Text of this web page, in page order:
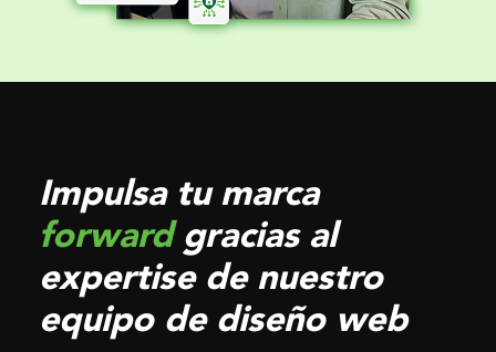
Impulsa tu marca
forwardgracias al
expertise de nuestro
equipo de diseño web